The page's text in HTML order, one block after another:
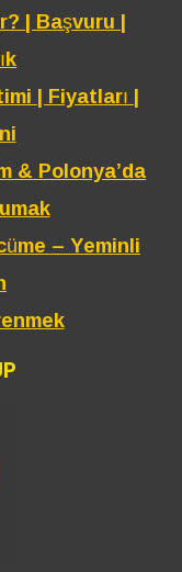
| Başvuru |
| Fiyatları |
& Polonya’da
– Yeminli